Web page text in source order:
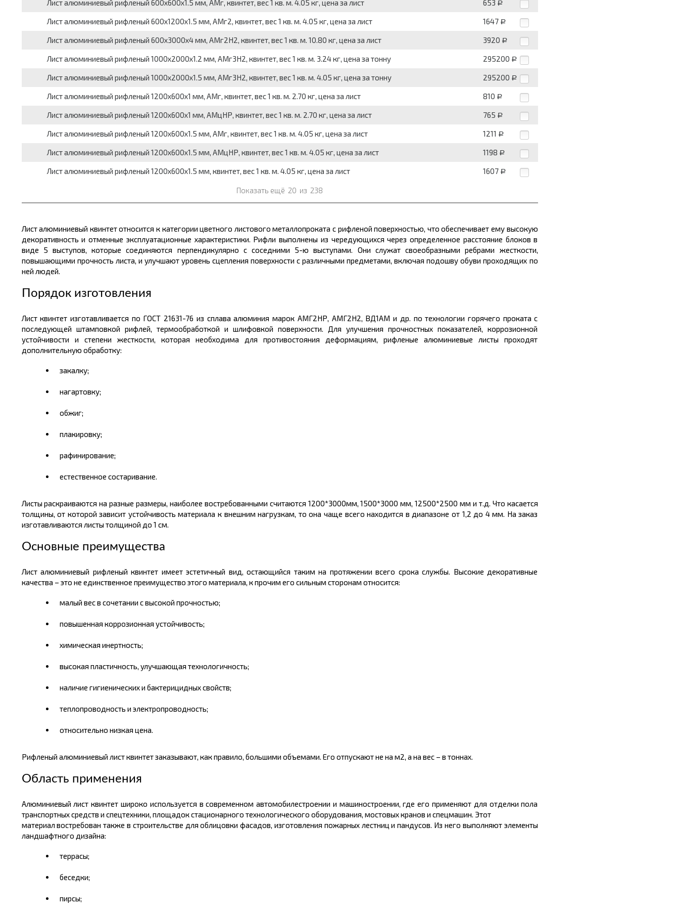
Лист алюминиевый рифленый 600x600x1.5 мм, АМг, квинтет, вес 1 кв. м. 4.05 кг, цена за лист 653 Р
Лист алюминиевый рифленый 600x1200x1.5 мм, АМг2, квинтет, вес 1 кв. м. 4.05 кг, цена за лист 1647 Р
Лист алюминиевый рифленый 600x3000x4 мм, АМг2Н2, квинтет, вес 1 кв. м. 10.80 кг, цена за лист 3920 Р
Лист алюминиевый рифленый 1000x2000x1.2 мм, АМг3Н2, квинтет, вес 1 кв. м. 3.24 кг, цена за тонну 295200 Р
Лист алюминиевый рифленый 1000x2000x1.5 мм, АМг3Н2, квинтет, вес 1 кв. м. 4.05 кг, цена за тонну 295200 Р
Лист алюминиевый рифленый 1200x600x1 мм, АМг, квинтет, вес 1 кв. м. 2.70 кг, цена за лист 810 Р
Лист алюминиевый рифленый 1200x600x1 мм, АМцНР, квинтет, вес 1 кв. м. 2.70 кг, цена за лист 765 Р
Лист алюминиевый рифленый 1200x600x1.5 мм, АМг, квинтет, вес 1 кв. м. 4.05 кг, цена за лист 1211 Р
Лист алюминиевый рифленый 1200x600x1.5 мм, АМцНР, квинтет, вес 1 кв. м. 4.05 кг, цена за лист 1198 Р
Лист алюминиевый рифленый 1200x600x1.5 мм, квинтет, вес 1 кв. м. 4.05 кг, цена за лист 1607 Р
Показать ещё 20 из 238
Лист алюминиевый квинтет относится к категории цветного листовогометаллопроката с рифленой поверхностью, что обеспечивает ему высокую
декоративность и отменные эксплуатационные характеристики. Рифли выполнены из чередующихся через определенное расстояние блоков в
виде 5 выступов, которые соединяются перпендикулярно с соседними 5-ю выступами. Они служат своеобразными ребрами жесткости,
повышающими прочность листа, и улучшают уровень сцепления поверхности с различными предметами, включая подошву обуви проходящих по
ней людей.
Порядок изготовления
Лист квинтет изготавливается по ГОСТ 21631-76 из сплава алюминия марок АМГ2НР, АМГ2Н2, ВД1АМ и др. по технологии горячего проката с
последующей штамповкой рифлей, термообработкой и шлифовкой поверхности. Для улучшения прочностных показателей, коррозионной
устойчивости и степени жесткости, которая необходима для противостояния деформациям, рифленые алюминиевые листы проходят
дополнительную обработку:
закалку;
нагартовку;
обжиг;
плакировку;
рафинирование;
естественное состаривание.
Листы раскраиваются на разные размеры, наиболее востребованными считаются 1200*3000мм, 1500*3000 мм, 12500*2500 мм и т.д. Что касается
толщины, от которой зависит устойчивость материала к внешним нагрузкам, то она чаще всего находится в диапазоне от 1,2 до 4 мм. На заказ
изготавливаются листы толщиной до 1 см.
Основные преимущества
Лист алюминиевый рифленый квинтет имеет эстетичный вид, остающийся таким на протяжении всего срока службы. Высокие декоративные
качества – это не единственное преимущество этого материала, к прочим его сильным сторонам относится:
малый вес в сочетании с высокой прочностью;
повышенная коррозионная устойчивость;
химическая инертность;
высокая пластичность, улучшающая технологичность;
наличие гигиенических и бактерицидных свойств;
теплопроводность и электропроводность;
относительно низкая цена.
Рифленый алюминиевый лист квинтет заказывают, как правило, большими объемами. Его отпускают не на м2, а на вес – в тоннах.
Область применения
Алюминиевый лист квинтет широко используется в современном автомобилестроении и машиностроении, где его применяют для отделки пола
транспортных средств и спецтехники, площадок стационарного технологического оборудования, мостовых кранов и спецмашин. Этот
материал востребован также в строительстве для облицовки фасадов, изготовления пожарных лестниц и пандусов. Из него выполняют элементы
ландшафтного дизайна:
террасы;
беседки;
пирсы;